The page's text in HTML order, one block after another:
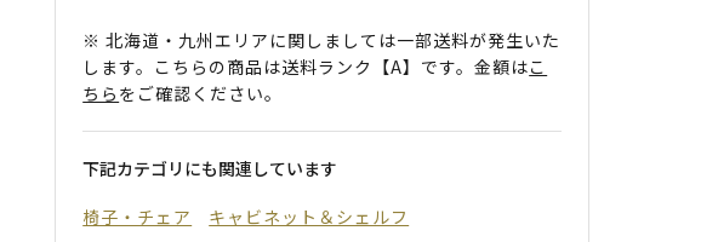
※ 北海道・九州エリアに関しましては一部送料が発生いた
します。こちらの商品は送料ランク【A】です。金額はこ
ちら をご確認ください。
下記カテゴリにも関連しています
椅子・チェア
キャビネット＆シェルフ